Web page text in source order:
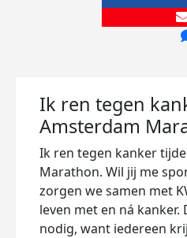
Ik ren tegen
Amsterdam
Ik ren tegen kanker
Marathon. Wil jij me
zorgen we samen met
leven met en ná kanker.
nodig, want iedereen